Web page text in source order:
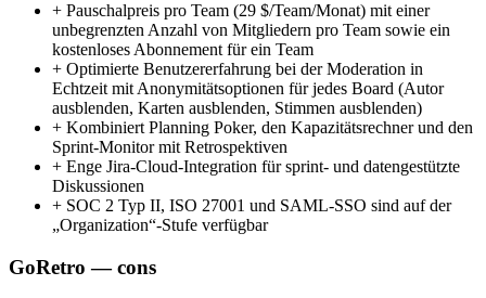
+ Pauschalpreis pro Team (29 $/Team/Monat) mit einer
unbegrenzten Anzahl von Mitgliedern pro Team sowie ein
kostenloses Abonnement für ein Team
+ Optimierte Benutzererfahrung bei der Moderation in
Echtzeit mit Anonymitätsoptionen für jedes Board (Autor
ausblenden, Karten ausblenden, Stimmen ausblenden)
+ Kombiniert Planning Poker, den Kapazitätsrechner und den
Sprint-Monitor mit Retrospektiven
+ Enge Jira-Cloud-Integration für sprint- und datengestützte
Diskussionen
+ SOC 2 Typ II, ISO 27001 und SAML-SSO sind auf der
„Organization“-Stufe verfügbar
GoRetro — cons